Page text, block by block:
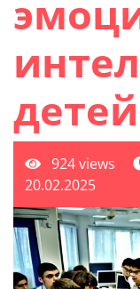
детей
924 views
20.02.2025